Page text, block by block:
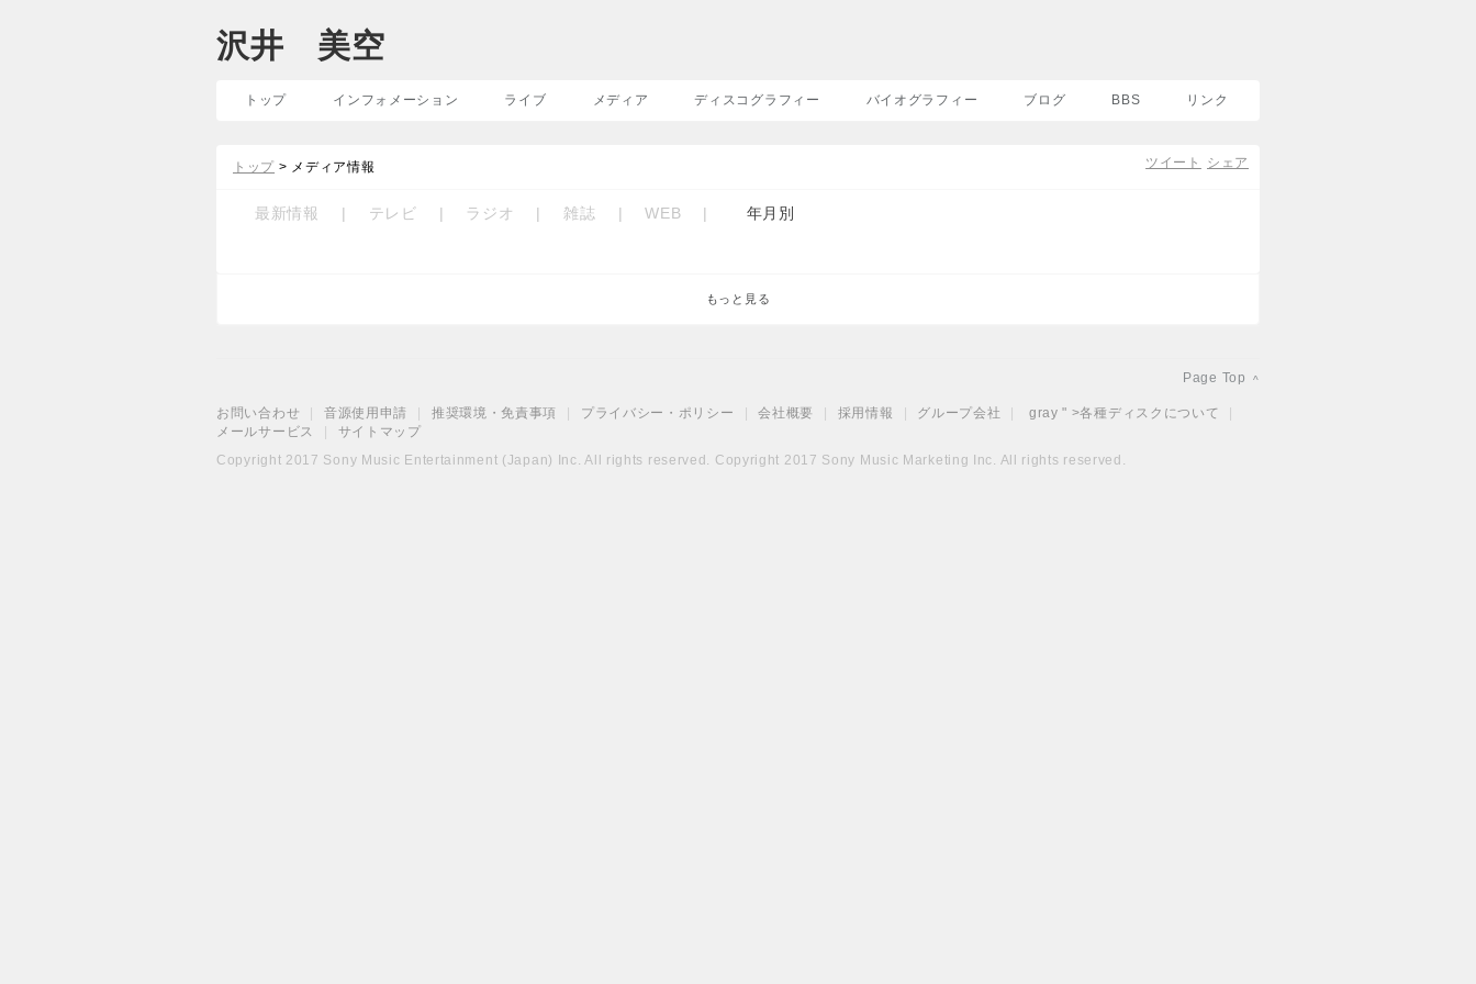
沢井 美空
トップ インフォメーション ライブ メディア ディスコグラフィー バイオグラフィー ブログ BBS リンク
トップ > メディア情報 シェア
ツイート
最新情報 | テレビ | ラジオ | 雑誌 | WEB | 年月別
もっと見る
Page Top ^
お問い合わせ 音源使用申請 推奨環境・免責事項 プライバシー・ポリシー 会社概要 採用情報 グループ会社 gray " >各種ディスクについて
メールサービス
サイトマップ
Copyright 2017 Sony Music Entertainment (Japan) Inc. All rights reserved. Copyright 2017 Sony Music Marketing Inc. All rights reserved.